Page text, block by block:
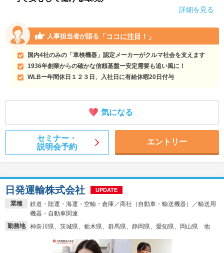
詳細を見る
人事担当者が語る 「ココに注目！」
国内4社のみの「車検機器」認定メーカーがクルマ社会を支えます
1936年創業からの確かな信頼基盤ー安定需要も追い風に！
WLBー年間休日１２３日、入社日に有給休暇20日付与
気になる
セミナー・
説明会予約
エントリー
業種
鉄道・陸運・海運・空輸・倉庫／商社（自動車・輸送機器）／輸送用
機器・自動車関連
勤務地
神奈川県、茨城県、栃木県、群馬県、静岡県、愛知県、岡山県 他
日発運輸株式会社 UPDATE